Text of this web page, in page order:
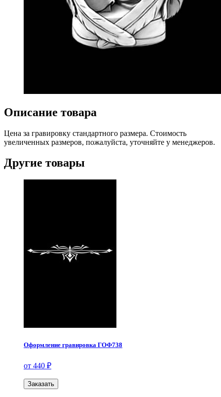
Описание товара
Цена за гравировку стандартного размера. Стоимость
увеличенных размеров, пожалуйста, уточняйте у менеджеров.
Другие товары
Оформление гравировка ГОФ738
от 440 ₽
Заказать